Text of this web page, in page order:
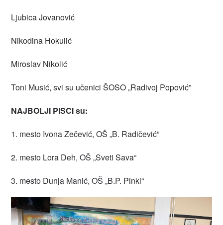
Ljubica Jovanović
Nikodina Hokulić
Miroslav Nikolić
Toni Musić, svi su učenici ŠOSO „Radivoj Popović”
NAJBOLJI PISCI su:
1. mesto Ivona Zečević, OŠ „B. Radičević”
2. mesto Lora Deh, OŠ „Sveti Sava“
3. mesto Dunja Manić, OŠ „B.P. Pinki“